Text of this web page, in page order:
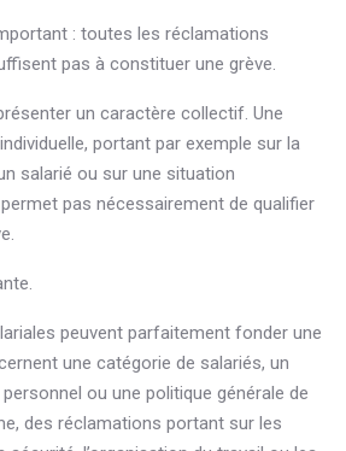
: toutes les réclamations
pas à constituer une grève.
un caractère collectif. Une
portant par exemple sur la
salarié ou sur une situation
pas nécessairement de qualifier
peuvent parfaitement fonder une
une catégorie de salariés, un
personnel ou une politique générale de
des réclamations portant sur les